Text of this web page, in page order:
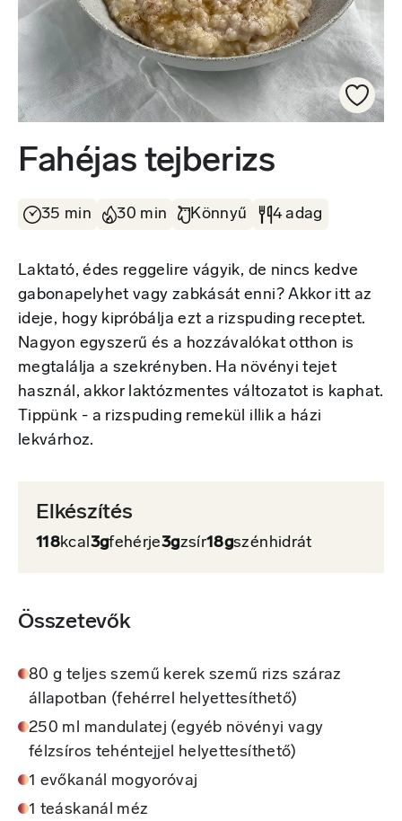
Fahéjas tejberizs
35 min 30 min Könnyű 4 adag
Laktató, édes reggelire vágyik, de nincs kedve
gabonapelyhet vagy zabkását enni? Akkor itt az
ideje, hogy kipróbálja ezt a rizspuding receptet.
Nagyon egyszerű és a hozzávalókat otthon is
megtalálja a szekrényben. Ha növényi tejet
használ, akkor laktózmentes változatot is kaphat.
Tippünk - a rizspuding remekül illik a házi
lekvárhoz.
Elkészítés
118kcal3gfehérje3gzsír18gszénhidrát
Összetevők
80 g teljes szemű kerek szemű rizs száraz
állapotban (fehérrel helyettesíthető)
250 ml mandulatej (egyéb növényi vagy
félzsíros tehéntejjel helyettesíthető)
1 evőkanál mogyoróvaj
1 teáskanál méz